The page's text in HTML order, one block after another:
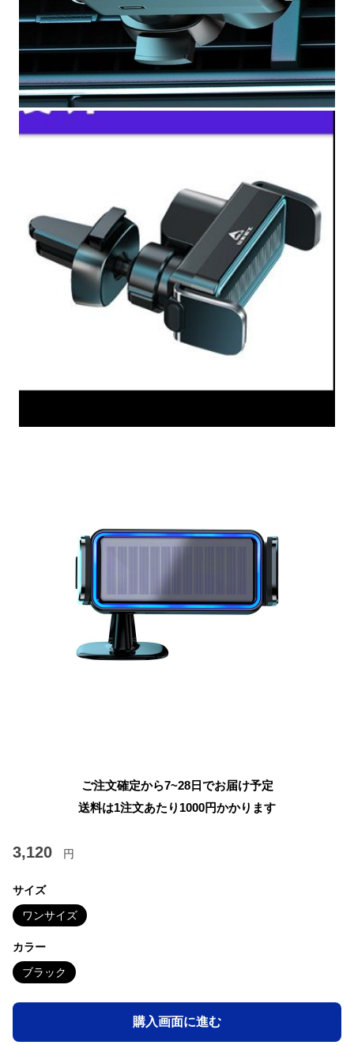
ご注文確定から7~28日でお届け予定
送料は1注文あたり 1000円かかります
3,120 円
サイズ
ワンサイズ
カラー
ブラック
購入画面に進む